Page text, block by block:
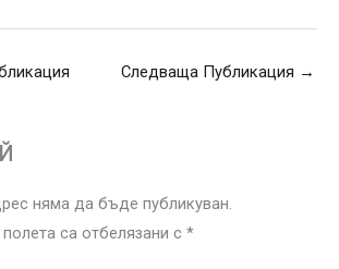
Следваща Публикация →
няма да бъде публикуван.
са отбелязани с *